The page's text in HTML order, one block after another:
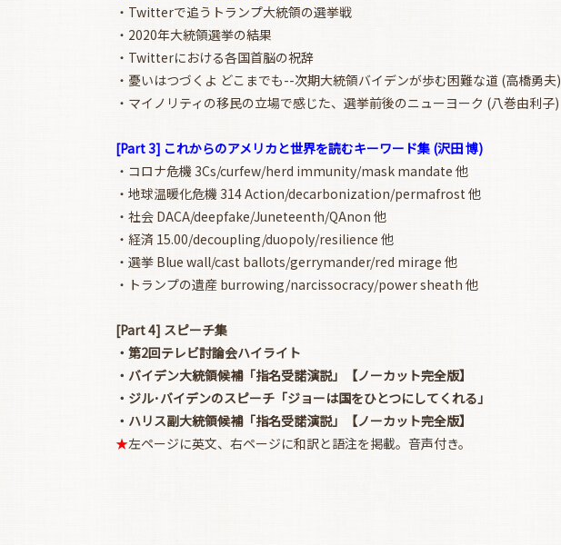
・Twitterで追うトランプ大統領の選挙戦
・2020年大統領選挙の結果
・Twitterにおける各国首脳の祝辞
・憂いはつづくよ どこまでも--次期大統領バイデンが歩む困難な道 (高橋勇夫)
・マイノリティの移民の立場で感じた、選挙前後のニューヨーク (八巻由利子)
[Part 3] これからのアメリカと世界を読むキーワード集 (沢田 博)
・コロナ危機 3Cs/curfew/herd immunity/mask mandate 他
・地球温暖化危機 314 Action/decarbonization/permafrost 他
・社会 DACA/deepfake/Juneteenth/QAnon 他
・経済 15.00/decoupling/duopoly/resilience 他
・選挙 Blue wall/cast ballots/gerrymander/red mirage 他
・トランプの遺産 burrowing/narcissocracy/power sheath 他
[Part 4] スピーチ集
・第2回テレビ討論会ハイライト
・バイデン大統領候補「指名受諾演説」【ノーカット完全版】
・ジル･バイデンのスピーチ「ジョーは国をひとつにしてくれる」
・ハリス副大統領候補「指名受諾演説」【ノーカット完全版】
★左ページに英文、右ページに和訳と語注を掲載。音声付き。